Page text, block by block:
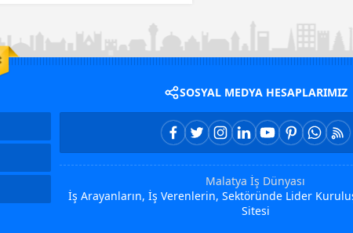
SOSYAL MEDYA HESAPLARIMIZ
Malatya İş Dünyası
İş Arayanların, İş Verenlerin, Sektöründe Lider
Sitesi